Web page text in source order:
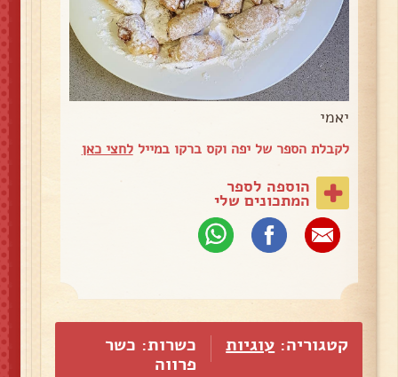
יאמי
לקבלת הספר של יפה וקס ברקו במייללחצי כאן
הוספה לספר
המתכונים שלי
קטגוריה: עוגיות
כשרות: כשר
פרווה